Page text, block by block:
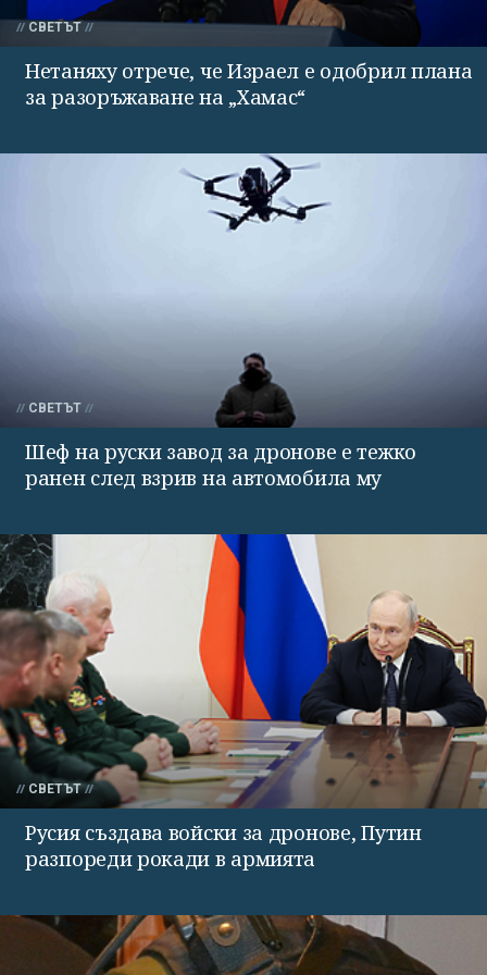
СВЕТЪТ
Нетаняху отрече, че Израел е одобрил плана
за разоръжаване на „Хамас“
СВЕТЪТ
Шеф на руски завод за дронове е тежко
ранен след взрив на автомобила му
СВЕТЪТ
Русия създава войски за дронове, Путин
разпореди рокади в армията